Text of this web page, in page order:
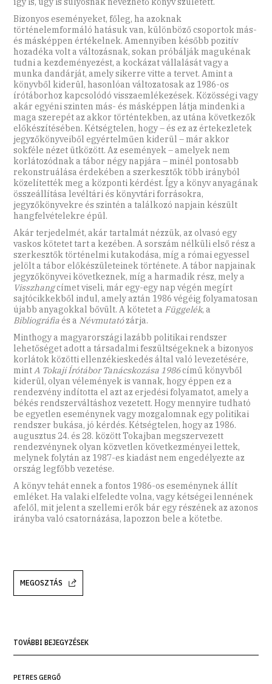
Bizonyos eseményeket, főleg, ha azoknak
történelemformáló hatásuk van, különböző csoportok más-
és másképpen értékelnek. Amennyiben később pozitív
hozadéka volt a változásnak, sokan próbálják magukénak
tudni a kezdeményezést, a kockázat vállalását vagy a
munka dandárját, amely sikerre vitte a tervet. Amint a
könyvből kiderül, hasonlóan változatosak az 1986-os
írótáborhoz kapcsolódó visszaemlékezések. Közösségi vagy
akár egyéni szinten más- és másképpen látja mindenki a
maga szerepét az akkor történtekben, az utána következők
előkészítésében. Kétségtelen, hogy – és ez az értekezletek
jegyzőkönyveiből egyértelműen kiderül – már akkor
sokféle nézet ütközött. Az események – amelyek nem
korlátozódnak a tábor négy napjára – minél pontosabb
rekonstruálása érdekében a szerkesztők több irányból
közelítették meg a központi kérdést. Így a könyv anyagának
összeállítása levéltári és könyvtári forrásokra,
jegyzőkönyvekre és szintén a találkozó napjain készült
hangfelvételekre épül.
Akár terjedelmét, akár tartalmát nézzük, az olvasó egy
vaskos kötetet tart a kezében. A sorszám nélküli első rész a
szerkesztők történelmi kutakodása, míg a római egyessel
jelölt a tábor előkészületeinek története. A tábor napjainak
jegyzőkönyvei következnek, míg a harmadik rész, mely a
Visszhangcímet viseli, már egy-egy nap végén megírt
sajtócikkekből indul, amely aztán 1986 végéig folyamatosan
újabb anyagokkal bővült. A kötetet a Függelék, a
Bibliográfia és a Névmutatózárja.
Minthogy a magyarországi lazább politikai rendszer
lehetőséget adott a társadalmi feszültségeknek a bizonyos
korlátok közötti ellenzékieskedés által való levezetésére,
mintA Tokaji Írótábor Tanácskozása 1986című könyvből
kiderül, olyan vélemények is vannak, hogy éppen ez a
rendezvény indította el azt az erjedési folyamatot, amely a
békés rendszerváltáshoz vezetett. Hogy mennyire tudható
be egyetlen eseménynek vagy mozgalomnak egy politikai
rendszer bukása, jó kérdés. Kétségtelen, hogy az 1986.
augusztus 24. és 28. között Tokajban megszervezett
rendezvénynek olyan közvetlen következményei lettek,
melynek folytán az 1987-es kiadást nem engedélyezte az
ország legfőbb vezetése.
A könyv tehát ennek a fontos 1986-os eseménynek állít
emléket. Ha valaki elfeledte volna, vagy kétségei lennének
afelől, mit jelent a szellemi erők bár egy részének az azonos
irányba való csatornázása, lapozzon bele a kötetbe.
MEGOSZTÁS
TOVÁBBI BEJEGYZÉSEK
PETRES GERGŐ